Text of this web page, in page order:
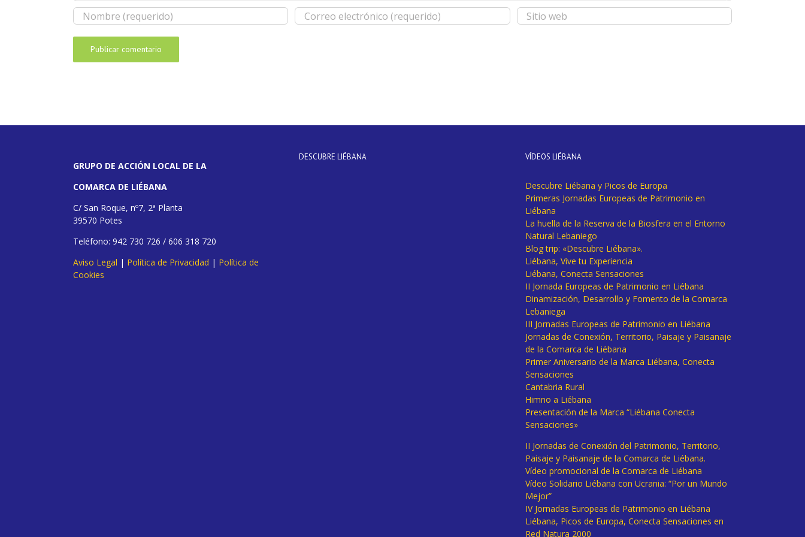
GRUPO DE ACCIÓN LOCAL DE LA
COMARCA DE LIÉBANA
C/ San Roque, nº7, 2ª Planta
39570 Potes
Teléfono: 942 730 726 / 606 318 720
Aviso Legal | Política de Privacidad | Política de
Cookies
DESCUBRE LIÉBANA VÍDEOS LIÉBANA
Descubre Liébana y Picos de Europa
Primeras Jornadas Europeas de Patrimonio en
Liébana
La huella de la Reserva de la Biosfera en el Entorno
Natural Lebaniego
Blog trip: «Descubre Liébana».
Liébana, Vive tu Experiencia
Liébana, Conecta Sensaciones
II Jornada Europeas de Patrimonio en Liébana
Dinamización, Desarrollo y Fomento de la Comarca
Lebaniega
III Jornadas Europeas de Patrimonio en Liébana
Jornadas de Conexión, Territorio, Paisaje y Paisanaje
de la Comarca de Liébana
Primer Aniversario de la Marca Liébana, Conecta
Sensaciones
Cantabria Rural
Himno a Liébana
Presentación de la Marca “Liébana Conecta
Sensaciones»
II Jornadas de Conexión del Patrimonio, Territorio,
Paisaje y Paisanaje de la Comarca de Liébana.
Vídeo promocional de la Comarca de Liébana
Vídeo Solidario Liébana con Ucrania: “Por un Mundo
Mejor”
IV Jornadas Europeas de Patrimonio en Liébana
Liébana, Picos de Europa, Conecta Sensaciones en
Red Natura 2000